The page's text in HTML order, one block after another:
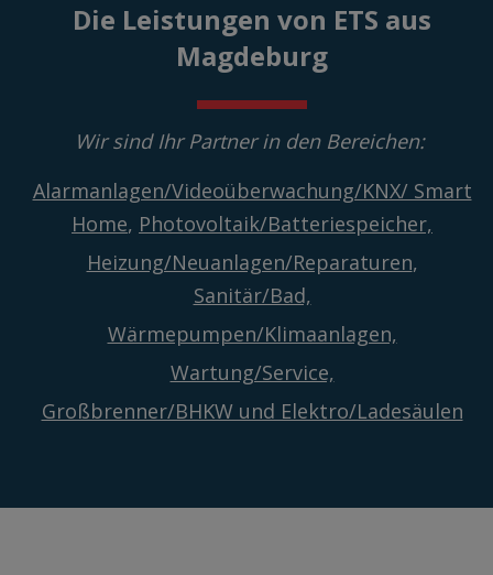
Die Leistungen von ETS aus
Magdeburg
Wir sind Ihr Partner in den Bereichen:
Alarmanlagen/Videoüberwachung/KNX/ Smart
Home, Photovoltaik/Batteriespeicher,
Heizung/Neuanlagen/Reparaturen,
Sanitär/Bad,
Wärmepumpen/Klimaanlagen,
Wartung/Service,
Großbrenner/BHKW und Elektro/Ladesäulen